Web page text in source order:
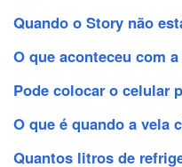
Quando o Story não
O que aconteceu com
Pode colocar o celular
O que é quando a vela
Quantos litros de